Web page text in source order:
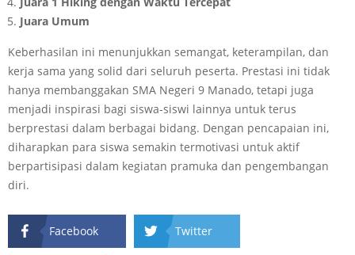
Juara Umum
Keberhasilan ini menunjukkan semangat, keterampilan, dan
kerja sama yang solid dari seluruh peserta. Prestasi ini tidak
hanya membanggakan SMA Negeri 9 Manado, tetapi juga
menjadi inspirasi bagi siswa-siswi lainnya untuk terus
berprestasi dalam berbagai bidang. Dengan pencapaian ini,
diharapkan para siswa semakin termotivasi untuk aktif
berpartisipasi dalam kegiatan pramuka dan pengembangan
diri.
Facebook Twitter